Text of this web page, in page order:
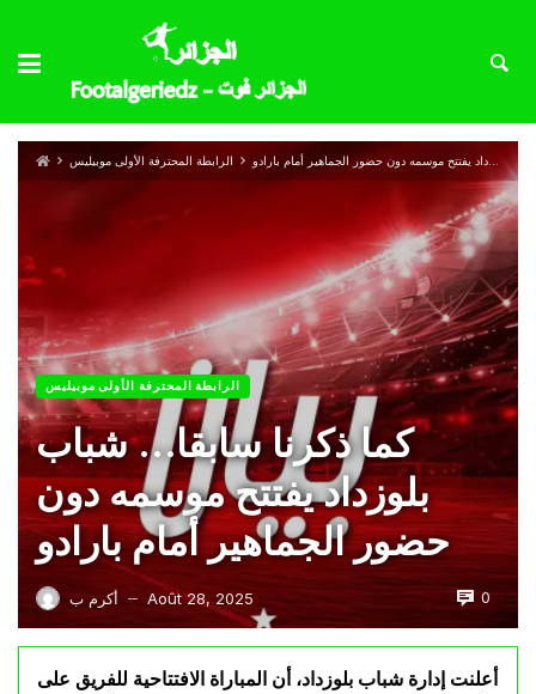
الرابطة المحترفة الأولى موبيليس كما ذكرنا سابقا… شباب بلوزداد يفتتح موسمه دون حضور الجماهير أمام بارادو
الرابطة المحترفة الأولى موبيليس
كما ذكرنا سابقا… شباب
بلوزداد يفتتح موسمه دون
حضور الجماهير أمام بارادو
أكرم ب — Août 28, 2025 0
أعلنت إدارة شباب بلوزداد، أن المباراة الافتتاحية للفريق على